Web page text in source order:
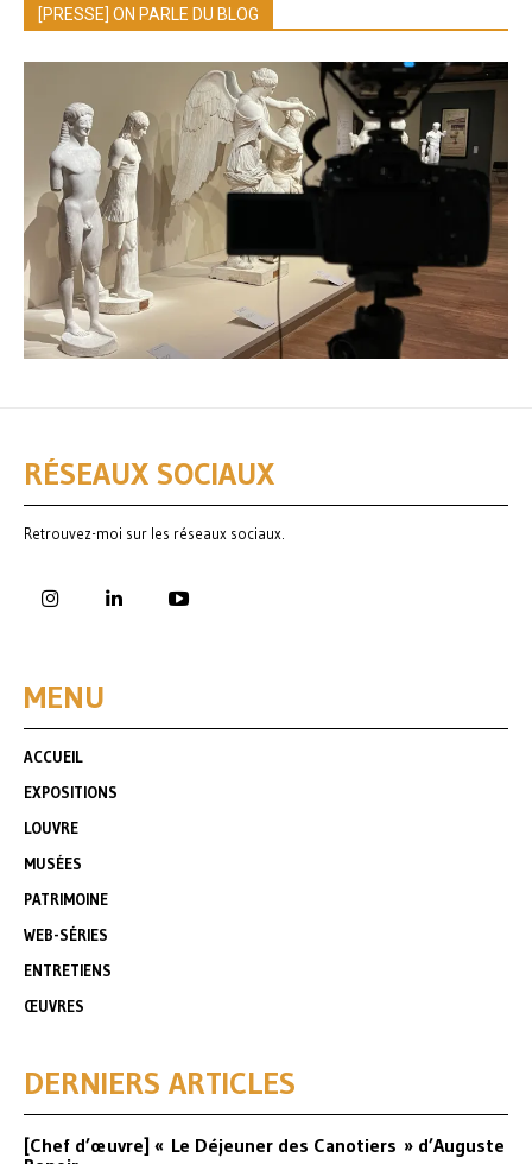
[PRESSE] ON PARLE DU BLOG
RÉSEAUX SOCIAUX
Retrouvez-moi sur les réseaux sociaux.
MENU
ACCUEIL
EXPOSITIONS
LOUVRE
MUSÉES
PATRIMOINE
WEB-SÉRIES
ENTRETIENS
ŒUVRES
DERNIERS ARTICLES
[Chef d’œuvre] « Le Déjeuner des Canotiers » d’Auguste